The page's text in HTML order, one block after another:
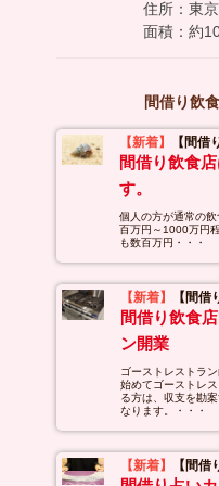
住所：東
面積：約
間借り飲
【新着】 【間借
間借り飲食
す。
個人の方が通常の
百万円～1000万円
も数百万円・・・
【新着】 【間
間借り飲食
ン開業
ゴーストレストラ
始めてゴーストレ
る方は、収支を勘
なります。・・・
【新着】 【間